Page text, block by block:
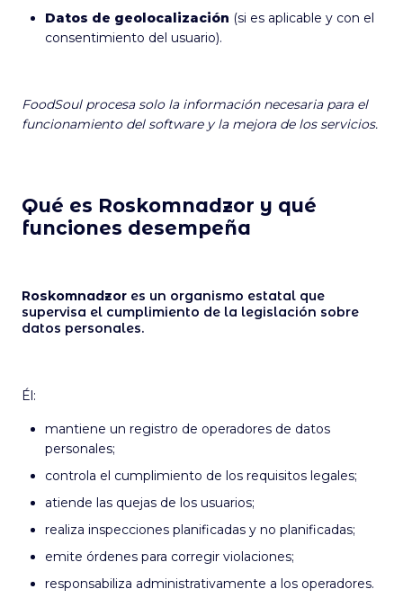
Datos de geolocalización (si es aplicable y con el
consentimiento del usuario).
FoodSoul procesa solo la información necesaria para el
funcionamiento del software y la mejora de los servicios.
Qué es Roskomnadzor y qué
funciones desempeña
Roskomnadzor es un organismo estatal que
supervisa el cumplimiento de la legislación sobre
datos personales.
Él:
mantiene un registro de operadores de datos
personales;
controla el cumplimiento de los requisitos legales;
atiende las quejas de los usuarios;
realiza inspecciones planificadas y no planificadas;
emite órdenes para corregir violaciones;
responsabiliza administrativamente a los operadores.